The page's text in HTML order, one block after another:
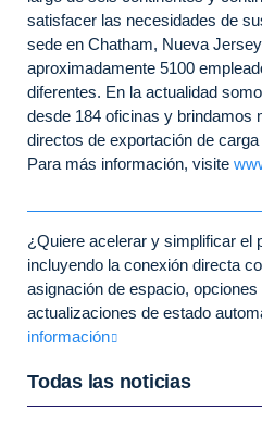
satisfacer las necesidades de
sede en Chatham, Nueva
aproximadamente 5100
diferentes. En la actualidad
desde 184 oficinas y brindamos
directos de exportación de
Para más información, visite
¿Quiere acelerar y simplificar el
incluyendo la conexión directa
asignación de espacio,
actualizaciones de estado
información
Todas las noticias